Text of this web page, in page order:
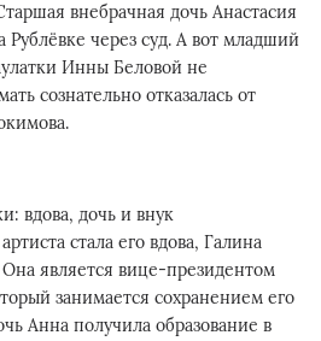
внебрачная дочь Анастасия
через суд. А вот младший
Инны Беловой не
сознательно отказалась от
вдова, дочь и внук
стала его вдова, Галина
является вице-президентом
занимается сохранением его
Анна получила образование в